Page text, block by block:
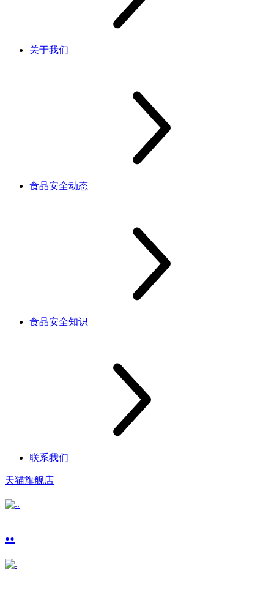
关于我们
食品安全动态
食品安全知识
联系我们
天猫旗舰店
..